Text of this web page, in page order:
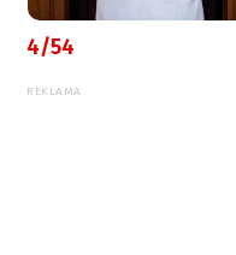
4/54
REKLAMA